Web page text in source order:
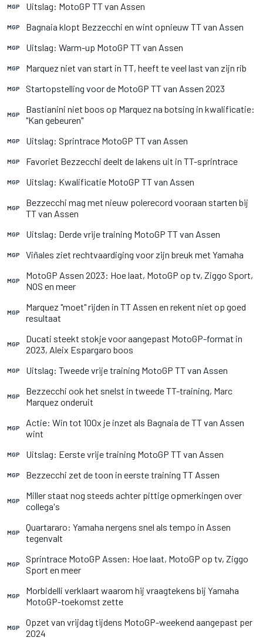
MGP Uitslag: MotoGP TT van Assen
MGP Bagnaia klopt Bezzecchi en wint opnieuw TT van Assen
MGP Uitslag: Warm-up MotoGP TT van Assen
MGP Marquez niet van start in TT, heeft te veel last van zijn rib
MGP Startopstelling voor de MotoGP TT van Assen 2023
MGP
Bastianini niet boos op Marquez na botsing in kwalificatie:
"Kan gebeuren"
MGP Uitslag: Sprintrace MotoGP TT van Assen
MGP Favoriet Bezzecchi deelt de lakens uit in TT-sprintrace
MGP Uitslag: Kwalificatie MotoGP TT van Assen
MGP
Bezzecchi mag met nieuw polerecord vooraan starten bij
TT van Assen
MGP Uitslag: Derde vrije training MotoGP TT van Assen
MGP Viñales ziet rechtvaardiging voor zijn breuk met Yamaha
MGP
MotoGP Assen 2023: Hoe laat, MotoGP op tv, Ziggo Sport,
NOS en meer
MGP
Marquez "moet" rijden in TT Assen en rekent niet op goed
resultaat
MGP
Ducati steekt stokje voor aangepast MotoGP-format in
2023, Aleix Espargaro boos
MGP Uitslag: Tweede vrije training MotoGP TT van Assen
MGP
Bezzecchi ook het snelst in tweede TT-training, Marc
Marquez onderuit
MGP
Actie: Win tot 100x je inzet als Bagnaia de TT van Assen
wint
MGP Uitslag: Eerste vrije training MotoGP TT van Assen
MGP Bezzecchi zet de toon in eerste training TT Assen
MGP
Miller staat nog steeds achter pittige opmerkingen over
collega's
MGP
Quartararo: Yamaha nergens snel als tempo in Assen
tegenvalt
MGP
Sprintrace MotoGP Assen: Hoe laat, MotoGP op tv, Ziggo
Sport en meer
MGP
Morbidelli verklaart waarom hij vraagtekens bij Yamaha
MotoGP-toekomst zette
MGP
Opzet van vrijdag tijdens MotoGP-weekend aangepast per
2024